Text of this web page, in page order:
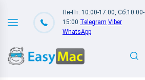
Пн-Пт: 10:00-17:00, Сб:10:00-
15:00 Telegram Viber
WhatsApp